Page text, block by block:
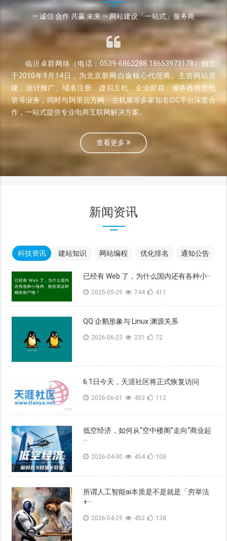
— 诚信 合作 共赢 未来 — 网站建设「一站式」服务商
临沂卓群网络（电话：0539-6862288 18653973178）创立
于2010年9月14日，为北京新网白金核心代理商。主营网站搭
建、设计推广、域名注册、虚拟主机、企业邮箱、服务器租赁托
管等业务，同时与阿里云万网、主机屋等多家知名IDC平台深度合
作，一站式提供专业电商互联网解决方案。
查看更多
新闻资讯
科技资讯 建站知识 网站编程 优化排名 通知公告
已经有 Web 了，为什么国内还有各种小···
2025-05-29 744 411
QQ 企鹅形象与 Linux 渊源关系
2026-06-23 231 72
6.1日今天，天涯社区将正式恢复访问
2026-06-01 403 112
低空经济，如何从“空中楼阁”走向“商业起
···
2026-04-30 454 108
所谓人工智能ai本质是不是就是「穷举法
+···
2026-04-29 452 138